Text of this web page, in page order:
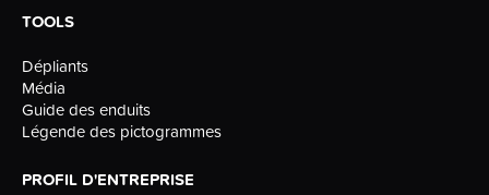
TOOLS
Dépliants
Média
Guide des enduits
Légende des pictogrammes
PROFIL D'ENTREPRISE